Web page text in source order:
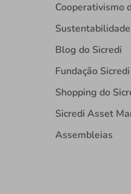
Cooperativismo
Sustentabilidade
Blog do Sicredi
Fundação Sicredi
Shopping do
Sicredi Asset
Assembleias